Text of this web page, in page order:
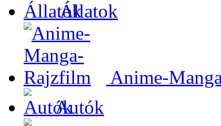
Állatok
Anime-
Autók